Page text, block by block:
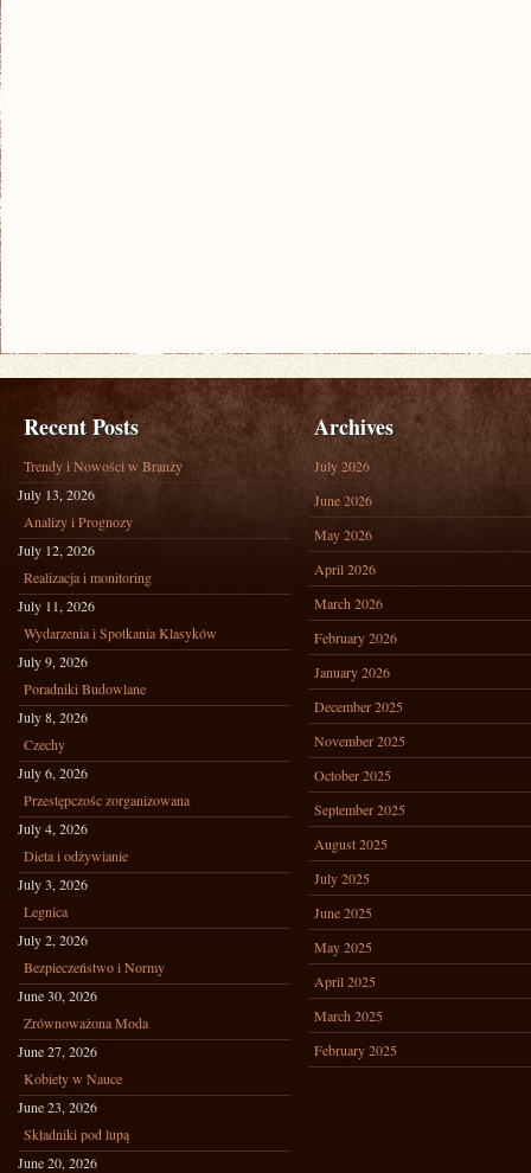
Recent Posts
Trendy i Nowości w Branży
July 13, 2026
Analizy i Prognozy
July 12, 2026
Realizacja i monitoring
July 11, 2026
Wydarzenia i Spotkania Klasyków
July 9, 2026
Poradniki Budowlane
July 8, 2026
Czechy
July 6, 2026
Przestępczośc zorganizowana
July 4, 2026
Dieta i odżywianie
July 3, 2026
Legnica
July 2, 2026
Bezpieczeństwo i Normy
June 30, 2026
Zrównoważona Moda
June 27, 2026
Kobiety w Nauce
June 23, 2026
Składniki pod lupą
June 20, 2026
Archives
July 2026
June 2026
May 2026
April 2026
March 2026
February 2026
January 2026
December 2025
November 2025
October 2025
September 2025
August 2025
July 2025
June 2025
May 2025
April 2025
March 2025
February 2025